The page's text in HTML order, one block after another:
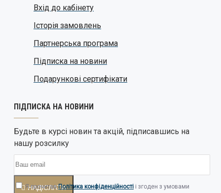
Вхід до кабінету
Історія замовлень
Партнерська програма
Підписка на новини
Подарункові сертифікати
ПІДПИСКА НА НОВИНИ
Будьте в курсі новин та акцій, підписавшись на
нашу розсилку
НАДІСЛАТИ
Я прочитавПолітика конфіденційності і згоден з умовами